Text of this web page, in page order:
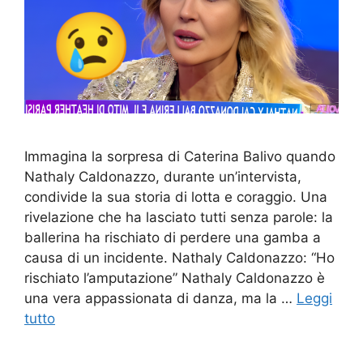
Immagina la sorpresa di Caterina Balivo quando
Nathaly Caldonazzo, durante un’intervista,
condivide la sua storia di lotta e coraggio. Una
rivelazione che ha lasciato tutti senza parole: la
ballerina ha rischiato di perdere una gamba a
causa di un incidente. Nathaly Caldonazzo: “Ho
rischiato l’amputazione” Nathaly Caldonazzo è
una vera appassionata di danza, ma la … Leggi
tutto